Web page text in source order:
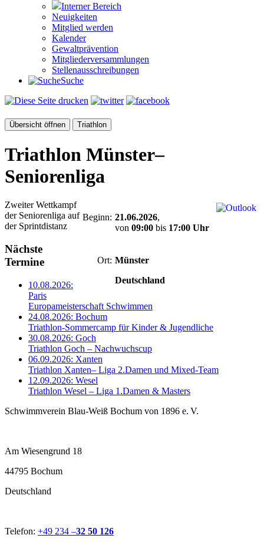
Interner Bereich
Neuigkeiten
Mitglied werden
Kalender
Gewaltprävention
Mitglieder­versammlungen
Stellen­aus­schrei­bungen
Suche
Übersicht öffnen Triathlon
Triathlon Münster–
Seniorenliga
Beginn: 21.06.2026,
von 09:00 bis 17:00 Uhr
Ort: Münster
Deutschland
Zweiter Wettkampf
der Seniorenliga auf
der Sprintdistanz
Nächste
Termine
10.08.2026:
Paris
Europameisterschaft Schwimmen
24.08.2026: Bochum
Triathlon-Sommercamp für Kinder & Jugendliche
30.08.2026: Goch
Triathlon Goch – Nachwuchscup
06.09.2026: Xanten
Triathlon Xanten– Liga 2.Damen und Mixed-Team
12.09.2026: Wesel
Triathlon Wesel – Liga 1.Damen & Masters
Schwimmverein Blau-Weiß Bochum von 1896 e. V.
Am Wiesengrund 18
44795 Bochum
Deutschland
Telefon: +49 234 –32 50 126